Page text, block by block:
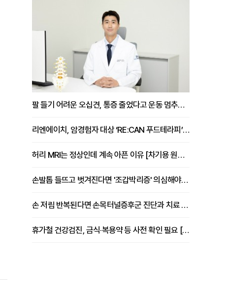
팔 들기 어려운 오십견, 통증 줄었다고 운동 멈추면 안 되는 이유 [이병욱 원장 칼럼]
리엔에이치, 암경험자 대상 ‘RE:CAN 푸드테라피’ 운영
허리 MRI는 정상인데 계속 아픈 이유 [차기용 원장 칼럼]
손발톱 들뜨고 벗겨진다면 '조갑박리증' 의심해야 [김철윤 원장 칼럼]
손 저림 반복된다면 손목터널증후군 진단과 치료 시기 살펴야 [김동현 원장 칼럼]
휴가철 건강검진, 금식·복용약 등 사전 확인 필요 [정도감 원장 칼럼]